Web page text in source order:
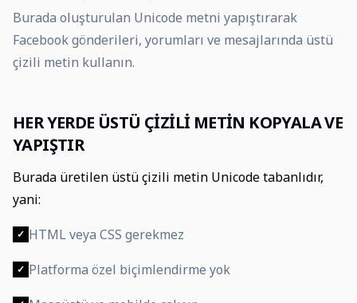
Burada oluşturulan Unicode metni yapıştırarak
Facebook gönderileri, yorumları ve mesajlarında üstü
çizili metin kullanın.
HER YERDE ÜSTÜ ÇIZILI METIN KOPYALA VE
YAPIŞTIR
Burada üretilen üstü çizili metin Unicode tabanlıdır,
yani:
✓ HTML veya CSS gerekmez
✓ Platforma özel biçimlendirme yok